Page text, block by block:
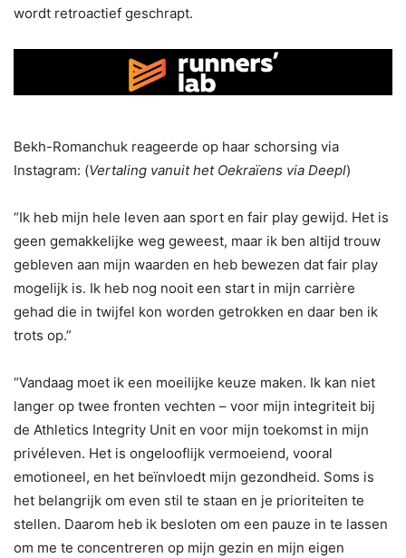
wordt retroactief geschrapt.
Bekh-Romanchuk reageerde op haar schorsing via
Instagram: (Vertaling vanuit het Oekraïens via Deepl)
“Ik heb mijn hele leven aan sport en fair play gewijd. Het is
geen gemakkelijke weg geweest, maar ik ben altijd trouw
gebleven aan mijn waarden en heb bewezen dat fair play
mogelijk is. Ik heb nog nooit een start in mijn carrière
gehad die in twijfel kon worden getrokken en daar ben ik
trots op.”
“Vandaag moet ik een moeilijke keuze maken. Ik kan niet
langer op twee fronten vechten – voor mijn integriteit bij
de Athletics Integrity Unit en voor mijn toekomst in mijn
privéleven. Het is ongelooflijk vermoeiend, vooral
emotioneel, en het beïnvloedt mijn gezondheid. Soms is
het belangrijk om even stil te staan en je prioriteiten te
stellen. Daarom heb ik besloten om een pauze in te lassen
om me te concentreren op mijn gezin en mijn eigen